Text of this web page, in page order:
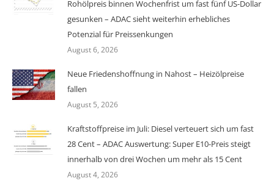
Rohölpreis binnen Wochenfrist um fast fünf US-Dollar
gesunken – ADAC sieht weiterhin erhebliches
Potenzial für Preissenkungen
August 6, 2026
Neue Friedenshoffnung in Nahost – Heizölpreise
fallen
August 5, 2026
Kraftstoffpreise im Juli: Diesel verteuert sich um fast
28 Cent – ADAC Auswertung: Super E10-Preis steigt
innerhalb von drei Wochen um mehr als 15 Cent
August 4, 2026